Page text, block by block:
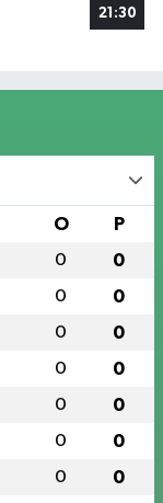
21:30
O P
0 0
0 0
0 0
0 0
0 0
0 0
0 0